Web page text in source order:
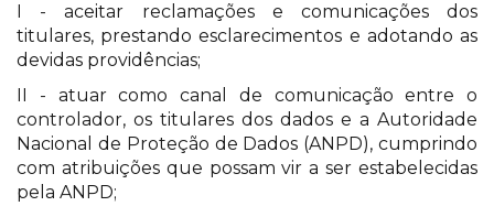
I - aceitar reclamações e comunicações dos
titulares, prestando esclarecimentos e adotando as
devidas providências;
II - atuar como canal de comunicação entre o
controlador, os titulares dos dados e a Autoridade
Nacional de Proteção de Dados (ANPD), cumprindo
com atribuições que possam vir a ser estabelecidas
pela ANPD;